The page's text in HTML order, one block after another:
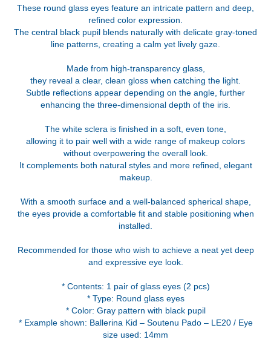
These round glass eyes feature an intricate pattern and deep,
refined color expression.
The central black pupil blends naturally with delicate gray-toned
line patterns, creating a calm yet lively gaze.
Made from high-transparency glass,
they reveal a clear, clean gloss when catching the light.
Subtle reflections appear depending on the angle, further
enhancing the three-dimensional depth of the iris.
The white sclera is finished in a soft, even tone,
allowing it to pair well with a wide range of makeup colors
without overpowering the overall look.
It complements both natural styles and more refined, elegant
makeup.
With a smooth surface and a well-balanced spherical shape,
the eyes provide a comfortable fit and stable positioning when
installed.
Recommended for those who wish to achieve a neat yet deep
and expressive eye look.
* Contents: 1 pair of glass eyes (2 pcs)
* Type: Round glass eyes
* Color: Gray pattern with black pupil
* Example shown: Ballerina Kid – Soutenu Pado – LE20 / Eye
size used: 14mm